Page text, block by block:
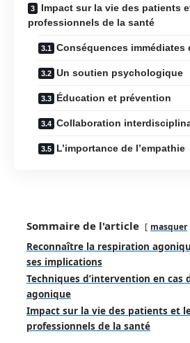
Impact sur la vie des patients
professionnels de la santé
Conséquences immédiates
Un soutien psychologique
Éducation et prévention
Collaboration
L’importance de l’empathie
Sommaire de l'article masquer
Reconnaître la respiration
ses implications
Techniques d’intervention en cas
agonique
Impact sur la vie des patients et
professionnels de la santé